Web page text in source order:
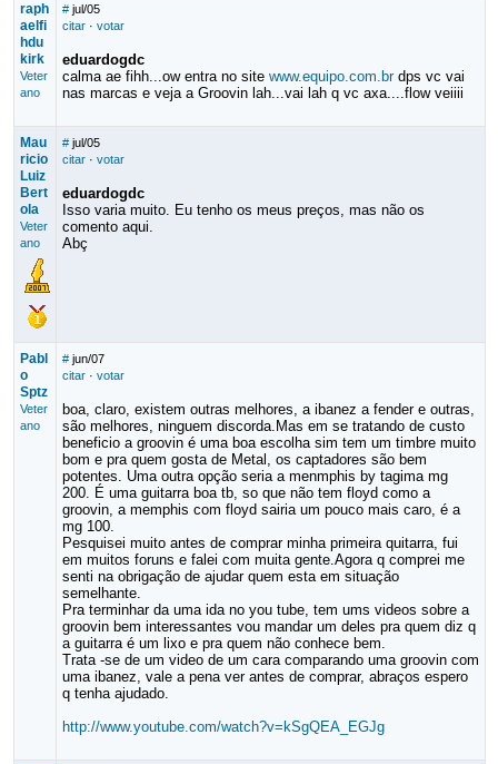
raph
aelfi
hdu
kirk
Veter
ano
# jul/05
citar· votar
eduardogdc
calma ae fihh...ow entra no site www.equipo.com.brdps vc vai
nas marcas e veja a Groovin lah...vai lah q vc axa....flow veiiii
Mau
ricio
Luiz
Bert
ola
Veter
ano
# jul/05
citar· votar
eduardogdc
Isso varia muito. Eu tenho os meus preços, mas não os
comento aqui.
Abç
Pabl
o
Sptz
Veter
ano
# jun/07
citar· votar
boa, claro, existem outras melhores, a ibanez a fender e outras,
são melhores, ninguem discorda.Mas em se tratando de custo
beneficio a groovin é uma boa escolha sim tem um timbre muito
bom e pra quem gosta de Metal, os captadores são bem
potentes. Uma outra opção seria a menmphis by tagima mg
200. É uma guitarra boa tb, so que não tem floyd como a
groovin, a memphis com floyd sairia um pouco mais caro, é a
mg 100.
Pesquisei muito antes de comprar minha primeira quitarra, fui
em muitos foruns e falei com muita gente.Agora q comprei me
senti na obrigação de ajudar quem esta em situação
semelhante.
Pra terminhar da uma ida no you tube, tem ums videos sobre a
groovin bem interessantes vou mandar um deles pra quem diz q
a guitarra é um lixo e pra quem não conhece bem.
Trata -se de um video de um cara comparando uma groovin com
uma ibanez, vale a pena ver antes de comprar, abraços espero
q tenha ajudado.
http://www.youtube.com/watch?v=kSgQEA_EGJg